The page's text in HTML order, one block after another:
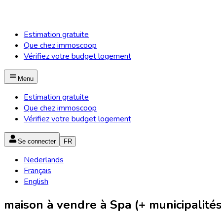
Estimation gratuite
Que chez immoscoop
Vérifiez votre budget logement
Menu
Estimation gratuite
Que chez immoscoop
Vérifiez votre budget logement
Se connecter FR
Nederlands
Français
English
maison à vendre à Spa (+